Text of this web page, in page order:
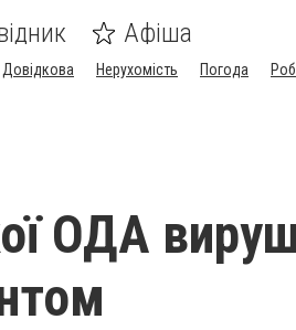
Афіша
Довідкова Нерухомість Погода
ОДА